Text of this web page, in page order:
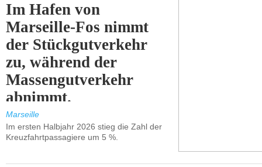
Im Hafen von
Marseille-Fos nimmt
der Stückgutverkehr
zu, während der
Massengutverkehr
abnimmt.
Marseille
Im ersten Halbjahr 2026 stieg die Zahl der
Kreuzfahrtpassagiere um 5 %.